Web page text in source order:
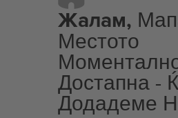
Жалам,
Местото
Достапна -
Додадеме